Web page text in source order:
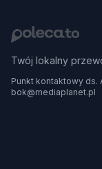
Twój lokalny
Punkt kontaktowy ds.
bok@mediaplanet.pl